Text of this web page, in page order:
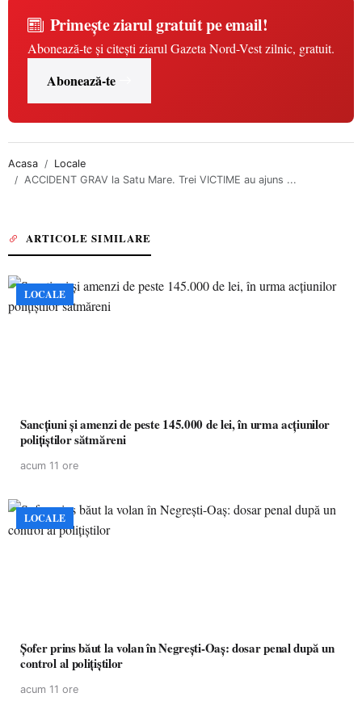
Primește ziarul gratuit pe email!
Abonează-te și citești ziarul Gazeta Nord-Vest zilnic, gratuit.
Abonează-te
Acasa
Locale
ACCIDENT GRAV la Satu Mare. Trei VICTIME au ajuns ...
ARTICOLE SIMILARE
LOCALE
Sancțiuni și amenzi de peste 145.000 de lei, în urma acțiunilor
polițiștilor sătmăreni
acum 11 ore
LOCALE
Șofer prins băut la volan în Negrești-Oaș: dosar penal după un
control al polițiștilor
acum 11 ore